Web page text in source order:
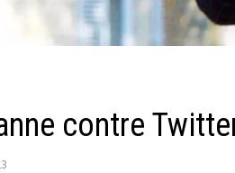
contre